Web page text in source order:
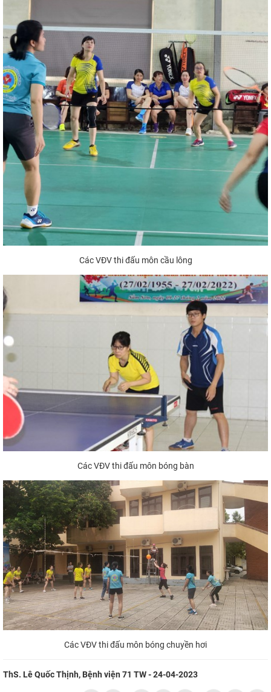
Các VĐV thi đấu môn cầu lông
Các VĐV thi đấu môn bóng bàn
Các VĐV thi đấu môn bóng chuyền hơi
ThS. Lê Quốc Thịnh, Bệnh viện 71 TW - 24-04-2023